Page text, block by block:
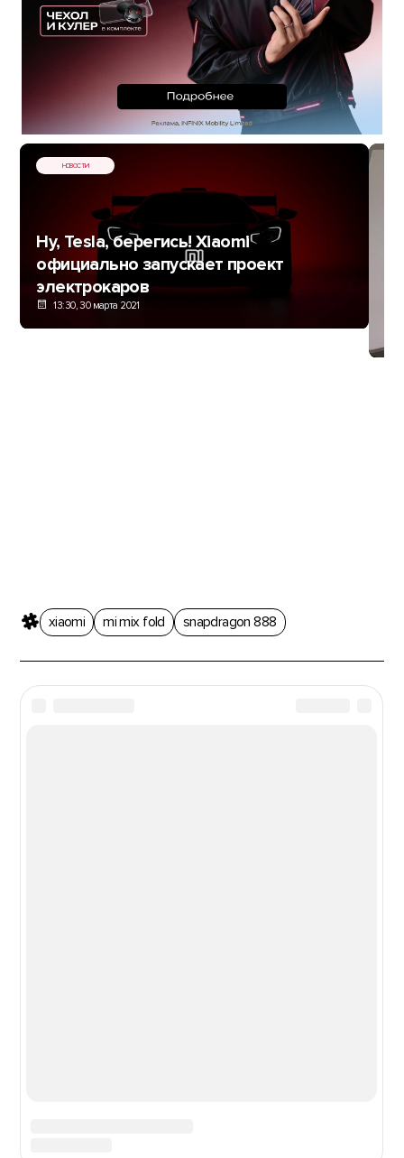
НОВОСТИ
Ну, Tesla, берегись! Xiaomi
официально запускает проект
электрокаров
13:30, 30 марта 2021
xiaomi mi mix fold snapdragon 888